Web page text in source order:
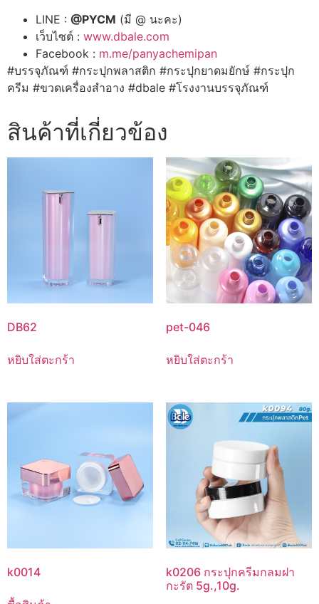
LINE : @PYCM (มี @ นะคะ)
เว็บไซต์ : www.dbale.com
Facebook : m.me/panyachemipan
#บรรจุภัณฑ์ #กระปุกพลาสติก #กระปุกยาดมยักษ์ #กระปุก
ครีม #ขวดเครื่องสำอาง #dbale #โรงงานบรรจุภัณฑ์
สินค้าที่เกี่ยวข้อง
DB62
หยิบใส่ตะกร้า
pet-046
หยิบใส่ตะกร้า
k0014
k0206 กระปุกครีมกลมฝา
กะรัต 5g.,10g.